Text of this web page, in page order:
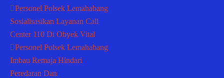
Personel Polsek Lemahabang
Sosialisasikan Layanan Call
Center 110 Di Obyek Vital
Personel Polsek Lemahabang
Imbau Remaja Hindari
Peredaran Dan